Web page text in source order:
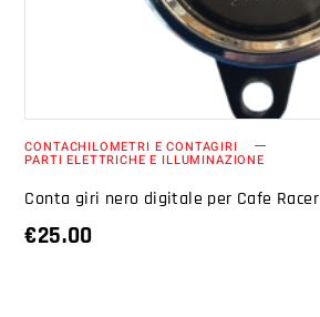
CONTACHILOMETRI E CONTAGIRI
PARTI ELETTRICHE E ILLUMINAZIONE
Conta giri nero digitale per Cafe Racer
€25.00